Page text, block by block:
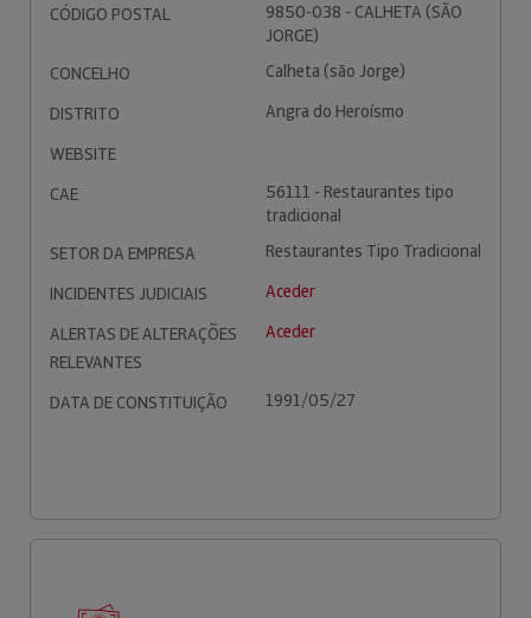
CÓDIGO POSTAL
9850-038 - CALHETA (SÃO
JORGE)
CONCELHO
Calheta (são Jorge)
DISTRITO
Angra do Heroísmo
WEBSITE
CAE
56111 - Restaurantes tipo
tradicional
SETOR DA EMPRESA
Restaurantes Tipo Tradicional
INCIDENTES JUDICIAIS
Aceder
ALERTAS DE ALTERAÇÕES
RELEVANTES
Aceder
DATA DE CONSTITUIÇÃO 1991/05/27